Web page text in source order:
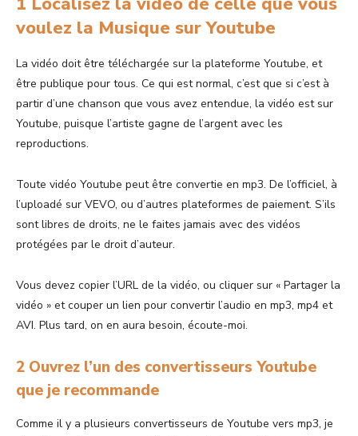
voulez la Musique sur Youtube
La vidéo doit être téléchargée sur la plateforme Youtube, et
être publique pour tous. Ce qui est normal, c’est que si c’est à
partir d’une chanson que vous avez entendue, la vidéo est sur
Youtube, puisque l’artiste gagne de l’argent avec les
reproductions.
Toute vidéo Youtube peut être convertie en mp3. De l’officiel, à
l’uploadé sur VEVO, ou d’autres plateformes de paiement. S’ils
sont libres de droits, ne le faites jamais avec des vidéos
protégées par le droit d’auteur.
Vous devez copier l’URL de la vidéo, ou cliquer sur « Partager la
vidéo » et couper un lien pour convertir l’audio en mp3, mp4 et
AVI. Plus tard, on en aura besoin, écoute-moi.
2 Ouvrez l’un des convertisseurs Youtube
que je recommande
Comme il y a plusieurs convertisseurs de Youtube vers mp3, je